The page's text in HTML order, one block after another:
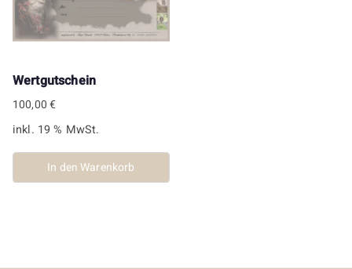
Wertgutschein
100,00€
inkl. 19 % MwSt.
In den Warenkorb